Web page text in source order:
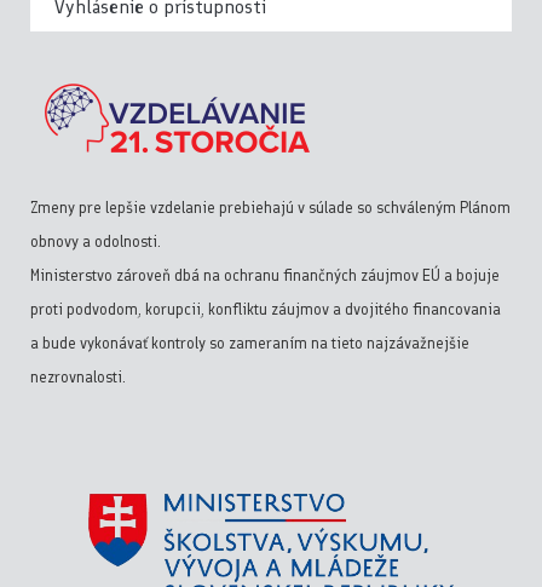
Vyhlásenie o prístupnosti
Zmeny pre lepšie vzdelanie prebiehajú v súlade so schváleným Plánom
obnovy a odolnosti.
Ministerstvo zároveň dbá na ochranu finančných záujmov EÚ a bojuje
proti podvodom, korupcii, konfliktu záujmov a dvojitého financovania
a bude vykonávať kontroly so zameraním na tieto najzávažnejšie
nezrovnalosti.